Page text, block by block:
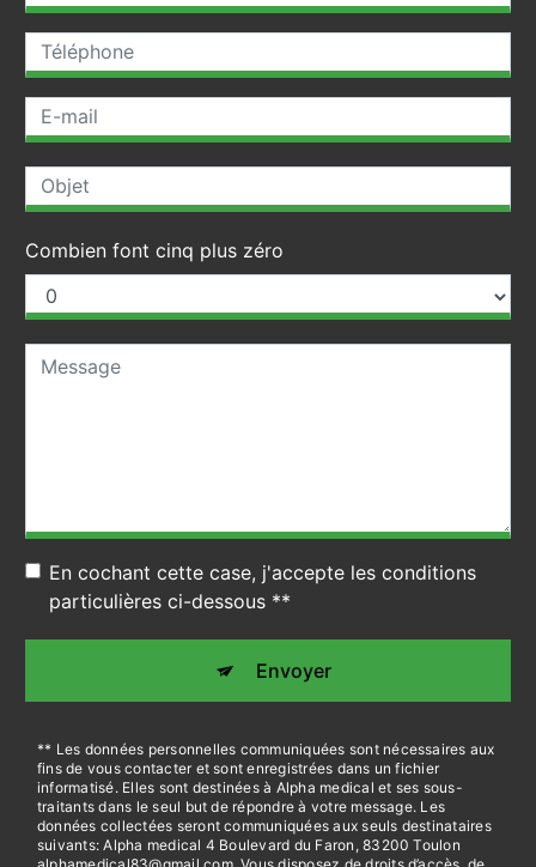
Combien font cinq plus zéro
En cochant cette case, j'accepte les conditions
particulières ci-dessous **
Envoyer
** Les données personnelles communiquées sont nécessaires aux
fins de vous contacter et sont enregistrées dans un fichier
informatisé. Elles sont destinées à Alpha medical et ses sous-
traitants dans le seul but de répondre à votre message. Les
données collectées seront communiquées aux seuls destinataires
suivants: Alpha medical 4 Boulevard du Faron, 83200 Toulon